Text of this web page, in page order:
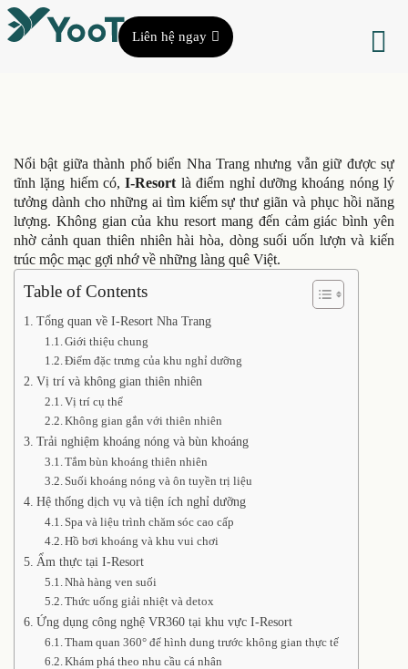
Liên hệ ngay
Nổi bật giữa thành phố biển Nha Trang nhưng vẫn giữ được sự
tĩnh lặng hiếm có,I-Resort là điểm nghỉ dưỡng khoáng nóng lý
tưởng dành cho những ai tìm kiếm sự thư giãn và phục hồi năng
lượng. Không gian của khu resort mang đến cảm giác bình yên
nhờ cảnh quan thiên nhiên hài hòa, dòng suối uốn lượn và kiến
trúc mộc mạc gợi nhớ về những làng quê Việt.
Table of Contents
Tổng quan về I-Resort Nha Trang
Giới thiệu chung
Điểm đặc trưng của khu nghỉ dưỡng
Vị trí và không gian thiên nhiên
Vị trí cụ thể
Không gian gắn với thiên nhiên
Trải nghiệm khoáng nóng và bùn khoáng
Tắm bùn khoáng thiên nhiên
Suối khoáng nóng và ôn tuyền trị liệu
Hệ thống dịch vụ và tiện ích nghỉ dưỡng
Spa và liệu trình chăm sóc cao cấp
Hồ bơi khoáng và khu vui chơi
Ẩm thực tại I-Resort
Nhà hàng ven suối
Thức uống giải nhiệt và detox
Ứng dụng công nghệ VR360 tại khu vực I-Resort
Tham quan 360° để hình dung trước không gian thực tế
Khám phá theo nhu cầu cá nhân